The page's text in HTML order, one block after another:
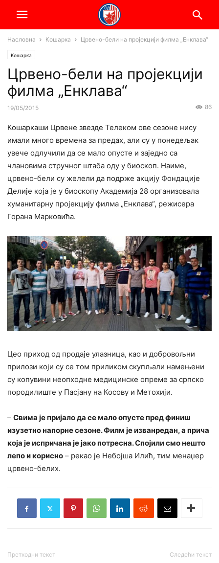
Насловна Кошарка Црвено-бели на пројекцији филма „Енклава“
Кошарка
Црвено-бели на пројекцији
филма „Енклава“
19/05/2015 86
Кошаркаши Црвене звезде Телеком ове сезоне нису
имали много времена за предах, али су у понедељак
увече одлучили да се мало опусте и заједно са
члановима стручног штаба оду у биоскоп. Наиме,
црвено-бели су желели да подрже акцију Фондације
Делије која је у биоскопу Академија 28 организовала
хуманитарну пројекцију филма „Енклава“, режисера
Горана Марковића.
Цео приход од продаје улазница, као и добровољни
прилози који су се том приликом скупљали намењени
су копувини неопходне медицинске опреме за српско
породилиште у Пасјану на Косову и Метохији.
– Свима је пријало да се мало опусте пред финиш
изузетно напорне сезоне. Филм је изванредан, а прича
која је испричана је јако потресна. Спојили смо нешто
лепо и корисно – рекао је Небојша Илић, тим менаџер
црвено-белих.
Претходни текст Следећи текст